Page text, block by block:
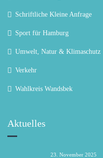
Schriftliche Kleine Anfrage
Sport für Hamburg
Umwelt, Natur & Klimaschutz
Verkehr
Wahlkreis Wandsbek
Aktuelles
23. November 2025